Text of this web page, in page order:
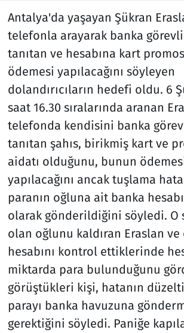
Antalya'da yaşayan Şükran
telefonla arayarak banka
tanıtan ve hesabına kart
ödemesi yapılacağını söyleyen
dolandırıcıların hedefi oldu. 6
saat 16.30 sıralarında aranan
telefonda kendisini banka
tanıtan şahıs, birikmiş kart ve
aidatı olduğunu, bunun
yapılacağını ancak tuşlama
paranın oğluna ait banka
olarak gönderildiğini söyledi. O
olan oğlunu kaldıran Eraslan ve
hesabını kontrol ettiklerinde
miktarda para bulunduğunu
görüştükleri kişi, hatanın
parayı banka havuzuna
gerektiğini söyledi. Paniğe
Spor
Teknoloji ve Bilim
Televizyon